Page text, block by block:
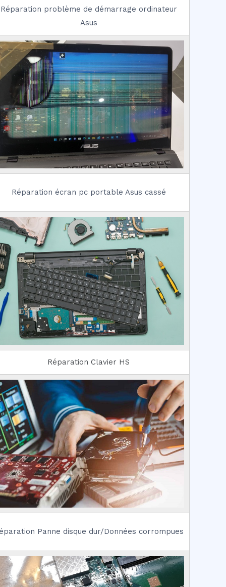
Réparation problème de démarrage ordinateur
Asus
Réparation écran pc portable Asus cassé
Réparation Clavier HS
Panne disque dur/Données corrompues